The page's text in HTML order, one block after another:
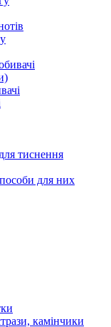
тиснення
для них
камінчики